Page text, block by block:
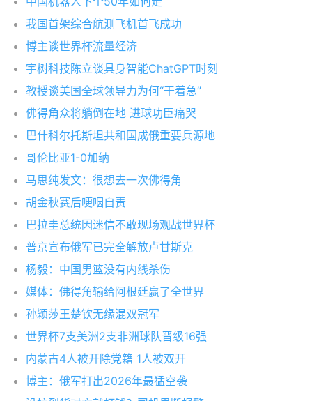
我国首架综合航测飞机首飞成功
博主谈世界杯流量经济
宇树科技陈立谈具身智能ChatGPT时刻
教授谈美国全球领导力为何“干着急”
佛得角众将躺倒在地 进球功臣痛哭
巴什科尔托斯坦共和国成俄重要兵源地
哥伦比亚1-0加纳
马思纯发文：很想去一次佛得角
胡金秋赛后哽咽自责
巴拉圭总统因迷信不敢现场观战世界杯
普京宣布俄军已完全解放卢甘斯克
杨毅：中国男篮没有内线杀伤
媒体：佛得角输给阿根廷赢了全世界
孙颖莎王楚钦无缘混双冠军
世界杯7支美洲2支非洲球队晋级16强
内蒙古4人被开除党籍 1人被双开
博主：俄军打出2026年最猛空袭